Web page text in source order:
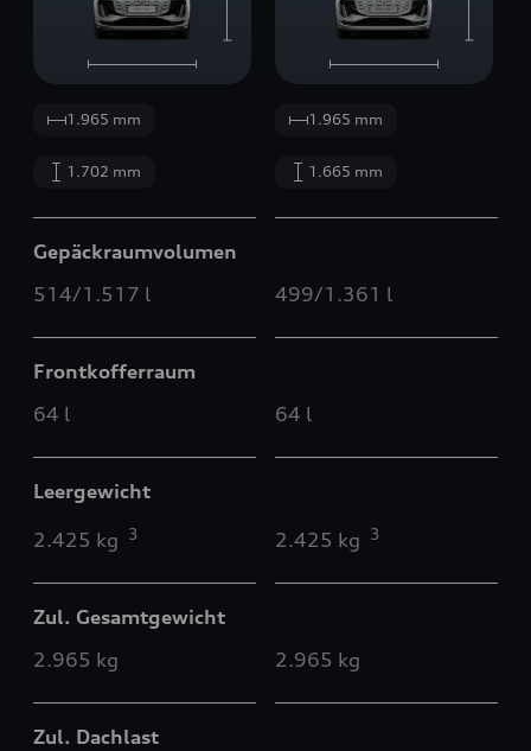
1.965 mm
1.702 mm
1.965 mm
1.665 mm
Gepäckraumvolumen
514/1.517 l
499/1.361 l
Frontkofferraum
64 l
64 l
Leergewicht
2.425 kg 3 2.425 kg 3
Zul. Gesamtgewicht
2.965 kg
2.965 kg
Zul. Dachlast